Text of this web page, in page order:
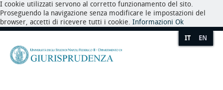
I cookie utilizzati servono al corretto funzionamento del sito.
Proseguendo la navigazione senza modificare le impostazioni del
browser, accetti di ricevere tutti i cookie. Informazioni Ok
IT EN